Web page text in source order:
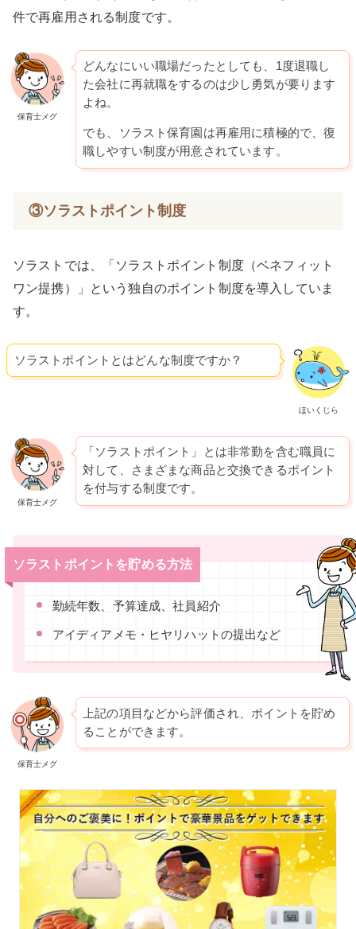
件で再雇用される制度です。
保育士メグ
どんなにいい職場だったとしても、1度退職し
た会社に再就職をするのは少し勇気が要ります
よね。
でも、ソラスト保育園は再雇用に積極的で、復
職しやすい制度が用意されています。
③ソラストポイント制度
ソラストでは、「ソラストポイント制度（ベネフィット
ワン提携）」という独自のポイント制度を導入していま
す。
ほいくじら
ソラストポイントとはどんな制度ですか？
保育士メグ
「ソラストポイント」とは非常勤を含む職員に
対して、さまざまな商品と交換できるポイント
を付与する制度です。
ソラストポイントを貯める方法
勤続年数、予算達成、社員紹介
アイディアメモ・ヒヤリハットの提出など
保育士メグ
上記の項目などから評価され、ポイントを貯め
ることができます。